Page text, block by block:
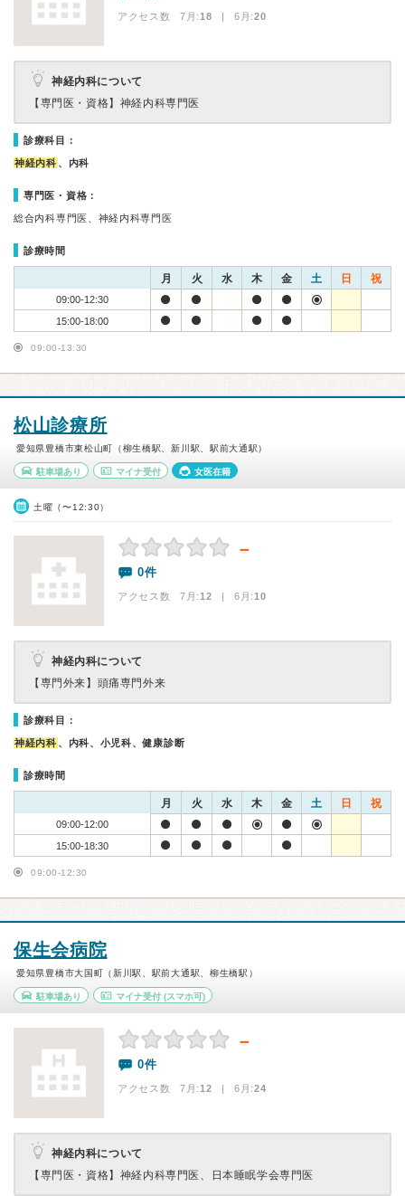
アクセス数 7月:18 | 6月:20
神経内科について
【専門医・資格】 神経内科専門医
診療科目：
神経内科 、内科
専門医・資格：
総合内科専門医、神経内科専門医
診療時間
月 火 水 木 金 土 日 祝
09:00-12:30
15:00-18:00
09:00-13:30
松山診療所
愛知県豊橋市東松山町（柳生橋駅、新川駅、駅前大通駅）
駐車場あり マイナ受付 女医在籍
土曜（〜12:30）
－
0件
アクセス数 7月:12 | 6月:10
神経内科について
【専門外来】 頭痛専門外来
診療科目：
神経内科 、内科、小児科、健康診断
診療時間
月 火 水 木 金 土 日 祝
09:00-12:00
15:00-18:30
09:00-12:30
保生会病院
愛知県豊橋市大国町（新川駅、駅前大通駅、柳生橋駅）
駐車場あり マイナ受付(スマホ可)
－
0件
アクセス数 7月:12 | 6月:24
神経内科について
【専門医・資格】 神経内科専門医、日本睡眠学会専門医